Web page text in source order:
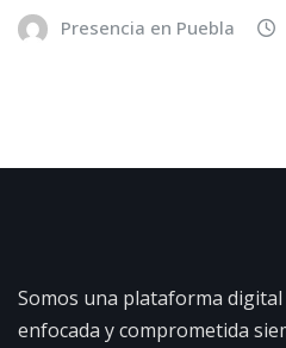
Presencia en Puebla
Somos una plataforma digital
enfocada y comprometida